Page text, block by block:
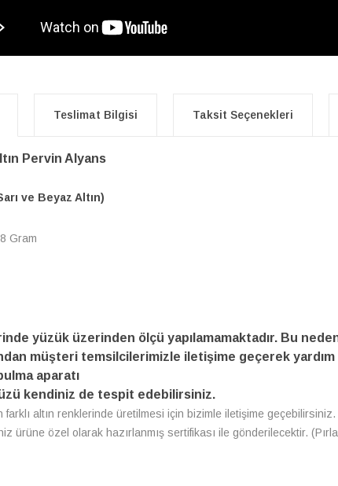
Teslimat Bilgisi Taksit Seçenekleri
Pervin Alyans
ve Beyaz Altın)
Gram
yüzük üzerinden ölçü yapılamamaktadır. Bu
müşteri temsilcilerimizle iletişime geçerek yardım
aparatı
kendiniz de tespit edebilirsiniz.
altın renklerinde üretilmesi için bizimle iletişime
ürüne özel olarak hazırlanmış sertifikası ile gönderilecektir.